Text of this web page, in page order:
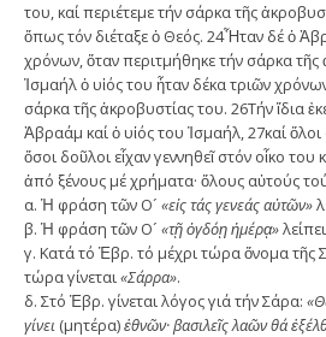
του, καί περιέτεμε τήν σάρκα τῆς
ὅπως τόν διέταξε ὁ Θεός. 24Ἦταν δέ ὁ
χρόνων, ὅταν περιτμήθηκε τήν σάρκα
Ἰσμαήλ ὁ υἱός του ἦταν δέκα τριῶν
σάρκα τῆς ἀκροβυστίας του. 26Τήν ἴδια
Ἀβραάμ καί ὁ υἱός του Ἰσμαήλ, 27καί ὅλοι
ὅσοι δοῦλοι εἶχαν γεννηθεῖ στόν οἶκο του
ἀπό ξένους μέ χρήματα· ὅλους αὐτούς
α. Ἡ φράση τῶν Ο´ «εἰς τάς γενεάς αὐτῶν»
β. Ἡ φράση τῶν Ο´ «τῇ ὀγδόῃ ἡμέρᾳ»
γ. Κατά τό Ἑβρ. τό μέχρι τώρα ὄνομα τῆς
τώρα γίνεται«Σάρρα».
δ. Στό Ἑβρ. γίνεται λόγος γιά τήν Σάρα:
γίνει (μητέρα)ἐθνῶν· βασιλεῖς λαῶν θά